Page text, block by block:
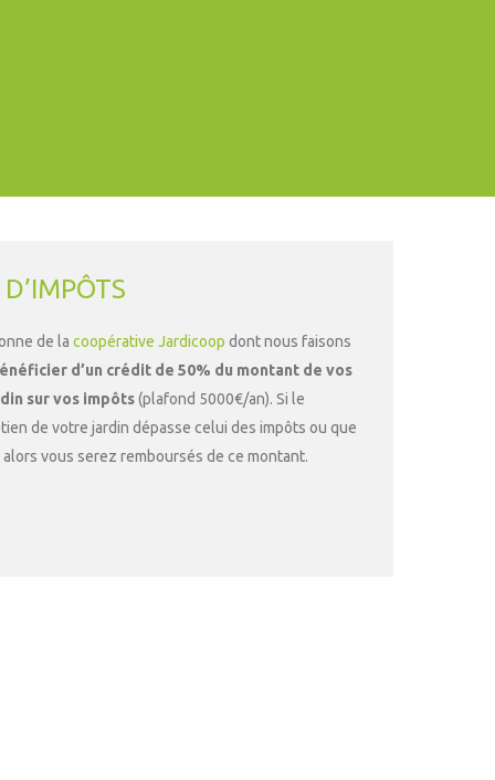
de la coopérative Jardicoop dont nous faisons
d’un crédit de 50% du montant de vos
sur vos impôts(plafond 5000€/an). Si le
de votre jardin dépasse celui des impôts ou que
alors vous serez remboursés de ce montant.